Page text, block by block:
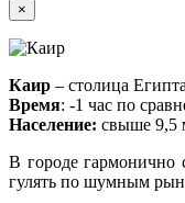
×
Каир – столица
Время: -1 час по
Население: свыше 9,5
В городе гармонично
гулять по шумным